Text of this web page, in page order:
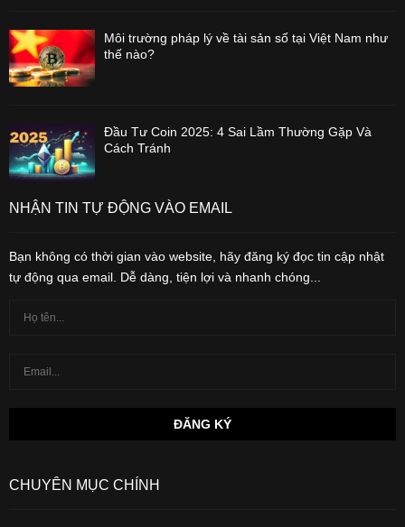
Môi trường pháp lý về tài sản số tại Việt Nam như
thế nào?
Đầu Tư Coin 2025: 4 Sai Lầm Thường Gặp Và
Cách Tránh
NHẬN TIN TỰ ĐỘNG VÀO EMAIL
Bạn không có thời gian vào website, hãy đăng ký đọc tin cập nhật
tự động qua email. Dễ dàng, tiện lợi và nhanh chóng...
CHUYÊN MỤC CHÍNH